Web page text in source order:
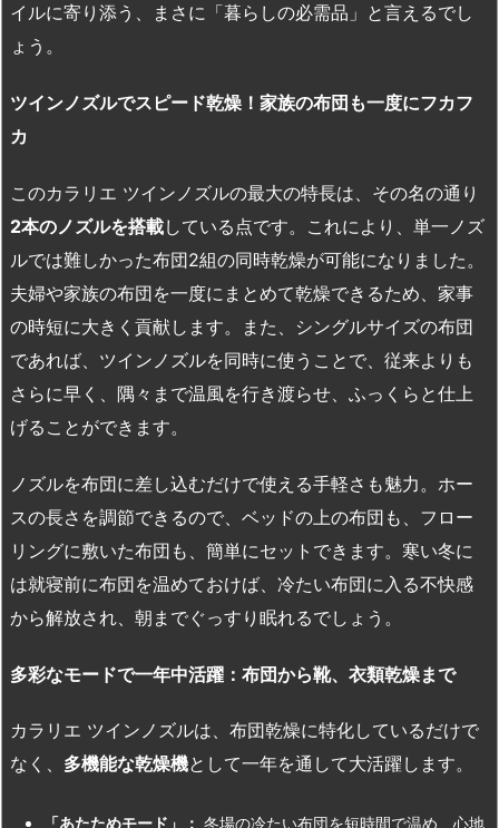
イルに寄り添う、まさに「暮らしの必需品」と言えるでし
ょう。
ツインノズルでスピード乾燥！家族の布団も一度にフカフ
カ
このカラリエ ツインノズルの最大の特長は、その名の通り
2本のノズルを搭載している点です。これにより、単一ノズ
ルでは難しかった布団2組の同時乾燥が可能になりました。
夫婦や家族の布団を一度にまとめて乾燥できるため、家事
の時短に大きく貢献します。また、シングルサイズの布団
であれば、ツインノズルを同時に使うことで、従来よりも
さらに早く、隅々まで温風を行き渡らせ、ふっくらと仕上
げることができます。
ノズルを布団に差し込むだけで使える手軽さも魅力。ホー
スの長さを調節できるので、ベッドの上の布団も、フロー
リングに敷いた布団も、簡単にセットできます。寒い冬に
は就寝前に布団を温めておけば、冷たい布団に入る不快感
から解放され、朝までぐっすり眠れるでしょう。
多彩なモードで一年中活躍：布団から靴、衣類乾燥まで
カラリエ ツインノズルは、布団乾燥に特化しているだけで
なく、 多機能な乾燥機として一年を通して大活躍します。
「あたためモード」： 冬場の冷たい布団を短時間で温め、心地